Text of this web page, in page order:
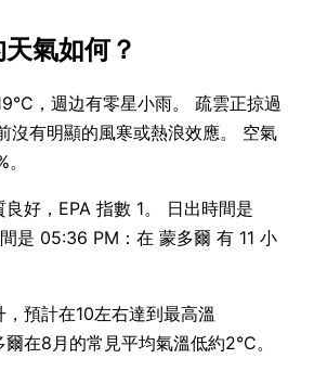
氣如何？
，週边有零星小雨。 疏雲正掠過
沒有明顯的風寒或熱浪效應。 空氣
好，EPA 指數 1。 日出時間是
是 05:36 PM：在 蒙多爾 有 11 小
預計在10左右達到最高溫
在8月的常見平均氣溫低約2°C。